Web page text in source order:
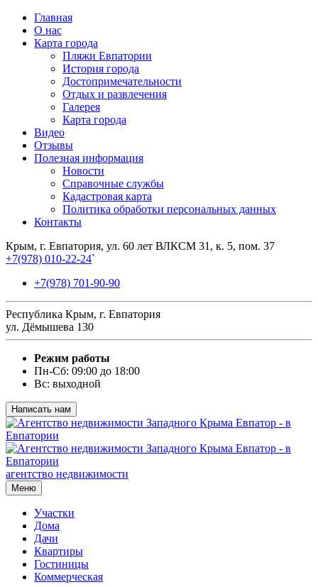
Главная
О нас
Карта города
Пляжи Евпатории
История города
Достопримечательности
Отдых и развлечения
Галерея
Карта города
Видео
Отзывы
Полезная информация
Новости
Справочные службы
Кадастровая карта
Политика обработки персональных данных
Контакты
Крым, г. Евпатория, ул. 60 лет ВЛКСМ 31, к. 5, пом. 37
+7(978) 010-22-24`
+7(978) 701-90-90
Республика Крым, г. Евпатория
ул. Дёмышева 130
Режим работы
Пн-Сб: 09:00 до 18:00
Вс: выходной
Написать нам
агентство недвижимости
Меню
Участки
Дома
Дачи
Квартиры
Гостиницы
Коммерческая